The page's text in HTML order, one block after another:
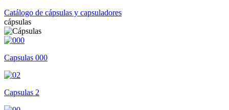
Catálogo de cápsulas y capsuladores
cápsulas
Capsulas 000
Capsulas 2